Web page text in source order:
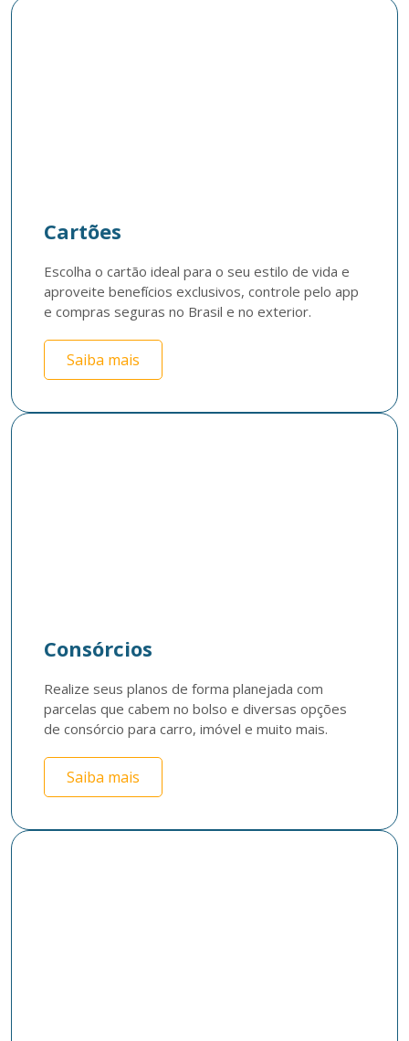
Cartões
Escolha o cartão ideal para o seu estilo de vida e
aproveite benefícios exclusivos, controle pelo app
e compras seguras no Brasil e no exterior.
Saiba mais
Consórcios
Realize seus planos de forma planejada com
parcelas que cabem no bolso e diversas opções
de consórcio para carro, imóvel e muito mais.
Saiba mais